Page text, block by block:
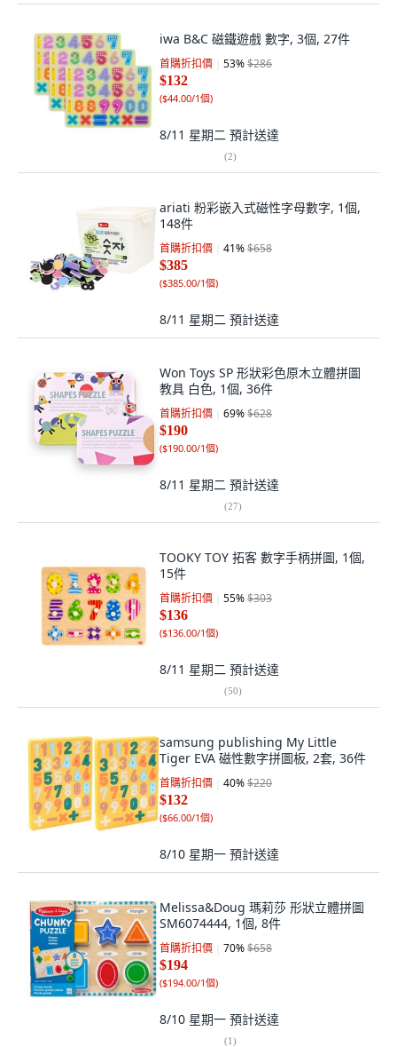
iwa B&C 磁鐵遊戲 數字, 3個, 27件
首購折扣價 53%$286
$132
($44.00/1個)
8/11 星期二 預計送達
(2)
ariati 粉彩嵌入式磁性字母數字, 1個,
148件
首購折扣價 41%$658
$385
($385.00/1個)
8/11 星期二 預計送達
Won Toys SP 形狀彩色原木立體拼圖
教具 白色, 1個, 36件
首購折扣價 69%$628
$190
($190.00/1個)
8/11 星期二 預計送達
(27)
TOOKY TOY 拓客 數字手柄拼圖, 1個,
15件
首購折扣價 55%$303
$136
($136.00/1個)
8/11 星期二 預計送達
(50)
samsung publishing My Little
Tiger EVA 磁性數字拼圖板, 2套, 36件
首購折扣價 40%$220
$132
($66.00/1個)
8/10 星期一 預計送達
Melissa&Doug 瑪莉莎 形狀立體拼圖
SM6074444, 1個, 8件
首購折扣價 70%$658
$194
($194.00/1個)
8/10 星期一 預計送達
(1)